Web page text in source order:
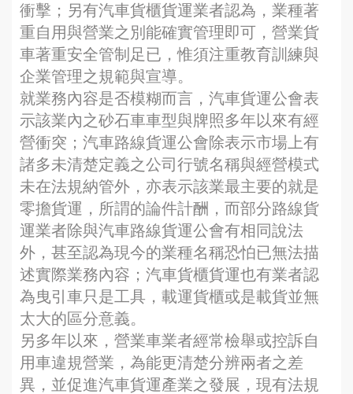
衝擊；另有汽車貨櫃貨運業者認為，業種著
重自用與營業之別能確實管理即可，營業貨
車著重安全管制足已，惟須注重教育訓練與
企業管理之規範與宣導。
就業務內容是否模糊而言，汽車貨運公會表
示該業內之砂石車車型與牌照多年以來有經
營衝突；汽車路線貨運公會除表示市場上有
諸多未清楚定義之公司行號名稱與經營模式
未在法規納管外，亦表示該業最主要的就是
零擔貨運，所謂的論件計酬，而部分路線貨
運業者除與汽車路線貨運公會有相同說法
外，甚至認為現今的業種名稱恐怕已無法描
述實際業務內容；汽車貨櫃貨運也有業者認
為曳引車只是工具，載運貨櫃或是載貨並無
太大的區分意義。
另多年以來，營業車業者經常檢舉或控訴自
用車違規營業，為能更清楚分辨兩者之差
異，並促進汽車貨運產業之發展，現有法規